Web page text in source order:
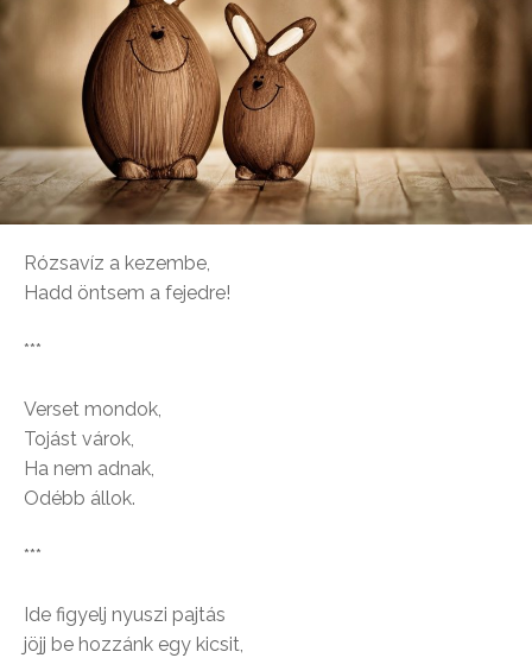
Rózsavíz a kezembe,
Hadd öntsem a fejedre!
***
Verset mondok,
Tojást várok,
Ha nem adnak,
Odébb állok.
***
Ide figyelj nyuszi pajtás
jöjj be hozzánk egy kicsit,